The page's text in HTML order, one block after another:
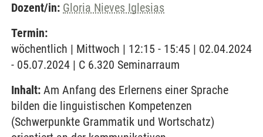
Dozent/in: Gloria Nieves Iglesias
Termin:
wöchentlich | Mittwoch | 12:15 - 15:45 | 02.04.2024
- 05.07.2024 | C 6.320 Seminarraum
Inhalt: Am Anfang des Erlernens einer Sprache
bilden die linguistischen Kompetenzen
(Schwerpunkte Grammatik und Wortschatz)